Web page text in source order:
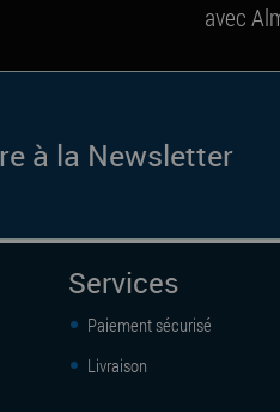
avec
à la Newsletter
Services
Paiement sécurisé
Livraison